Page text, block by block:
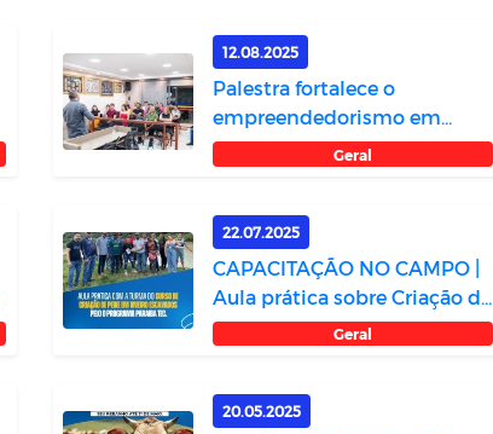
12.08.2025
Palestra fortalece o
empreendedorismo em
CasserengueGeral
22.07.2025
CAPACITAÇÃO NO CAMPO |
Aula prática sobre Criação de
Peixe e...
Geral
20.05.2025